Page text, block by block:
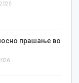
прашање во